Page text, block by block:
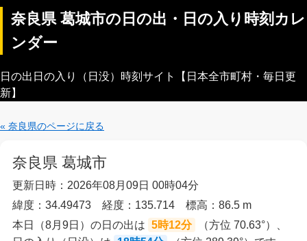
奈良県 葛城市の日の出・日の入り時刻カレ
ンダー
日の出日の入り（日没）時刻サイト【日本全市町村・毎日更
新】
« 奈良県のページに戻る
奈良県 葛城市
更新日時：2026年08月09日 00時04分
緯度：34.49473 経度：135.714 標高：86.5 m
本日（8月9日）の日の出は 5時12分
（方位 70.63°）、